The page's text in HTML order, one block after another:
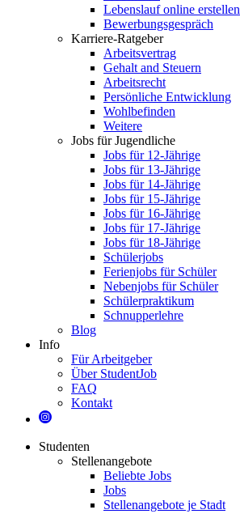
Lebenslauf online erstellen
Bewerbungsgespräch
Karriere-Ratgeber
Arbeitsvertrag
Gehalt and Steuern
Arbeitsrecht
Persönliche Entwicklung
Wohlbefinden
Weitere
Jobs für Jugendliche
Jobs für 12-Jährige
Jobs für 13-Jährige
Jobs für 14-Jährige
Jobs für 15-Jährige
Jobs für 16-Jährige
Jobs für 17-Jährige
Jobs für 18-Jährige
Schülerjobs
Ferienjobs für Schüler
Nebenjobs für Schüler
Schülerpraktikum
Schnupperlehre
Blog
Info
Für Arbeitgeber
Über StudentJob
FAQ
Kontakt
Studenten
Stellenangebote
Beliebte Jobs
Jobs
Stellenangebote je Stadt